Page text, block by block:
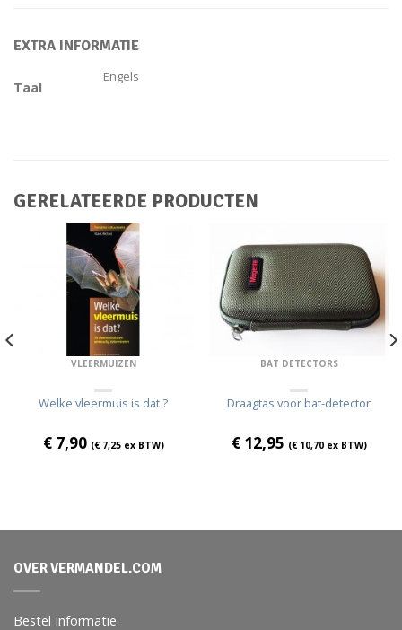
EXTRA INFORMATIE
Taal
Engels
GERELATEERDE PRODUCTEN
VLEERMUIZEN
Welke vleermuis is dat ?
€7,90 (€7,25ex BTW)
BAT DETECTORS
Draagtas voor bat-detector
€12,95 (€10,70ex BTW)
OVER VERMANDEL.COM
Bestel Informatie